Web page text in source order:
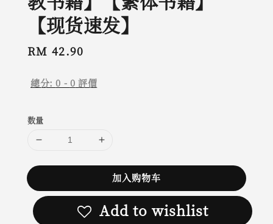
【现货速发】
Regular
RM 42.90
總分:0 - 0 評價
数量
加入购物车
Add to wishlist